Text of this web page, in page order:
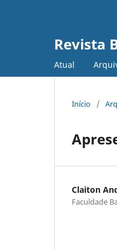
Revista
Atual
Início /
Claiton
Faculdade